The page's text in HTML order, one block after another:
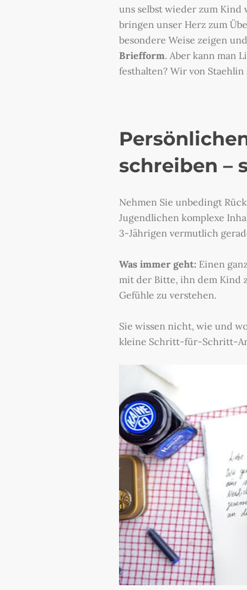
uns selbst wieder zum Kind
bringen unser Herz zum
besondere Weise zeigen
Briefform. Aber kann man
festhalten? Wir von Staehlin
schreiben –
Nehmen Sie unbedingt
Jugendlichen komplexe
3-Jährigen vermutlich
Was immer geht: Einen
mit der Bitte, ihn dem Kind
Gefühle zu verstehen.
Sie wissen nicht, wie und
kleine Schritt-für-Schritt-